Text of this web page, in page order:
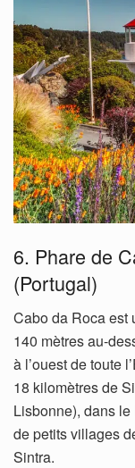
6. Phare de
(Portugal)
Cabo da Roca est
140 mètres au-
à l’ouest de toute
18 kilomètres de
Lisbonne), dans
de petits villages
Sintra.